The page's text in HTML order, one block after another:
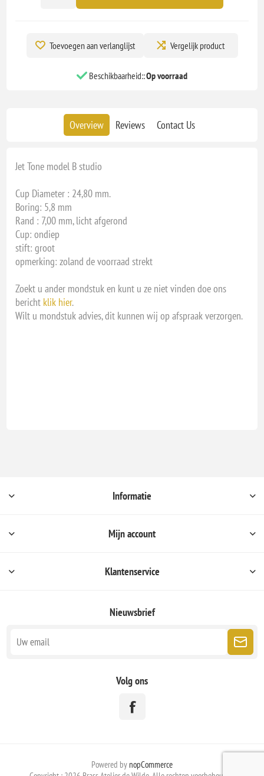
Toevoegen aan verlanglijst Vergelijk product
Beschikbaarheid::Op voorraad
Overview Reviews Contact Us
Jet Tone model B studio
Cup Diameter : 24,80 mm.
Boring: 5,8 mm
Rand : 7,00 mm, licht afgerond
Cup: ondiep
stift: groot
opmerking: zoland de voorraad strekt
Zoekt u ander mondstuk en kunt u ze niet vinden doe ons
bericht klik hier.
Wilt u mondstuk advies, dit kunnen wij op afspraak verzorgen.
Informatie
Mijn account
Klantenservice
Nieuwsbrief
Volg ons
Powered by nopCommerce